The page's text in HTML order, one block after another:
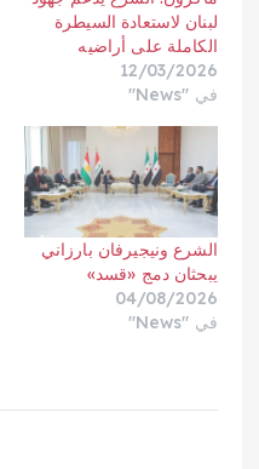
لبنان لاستعادة السيطرة
الكاملة على أراضيه
12/03/2026
في "News"
الشرع ونيجيرفان بارزاني
يبحثان دمج «قسد»
04/08/2026
في "News"